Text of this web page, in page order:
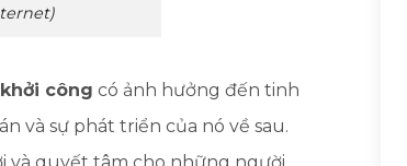
công có ảnh hưởng đến tinh
và sự phát triển của nó về sau.